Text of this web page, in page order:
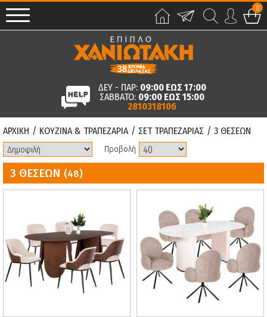
0
ΔΕΥ - ΠΑΡ: 09:00 ΕΩΣ 17:00
ΣΑΒΒΑΤΟ: 09:00 ΕΩΣ 15:00
2810318106
ΑΡΧΙΚΗ / ΚΟΥΖΙΝΑ & ΤΡΑΠΕΖΑΡΙΑ / ΣΕΤ ΤΡΑΠΕΖΑΡΙΑΣ / 3 ΘΕΣΕΩΝ
Προβολή
3 ΘΕΣΕΩΝ (48)